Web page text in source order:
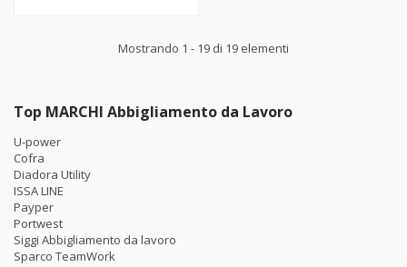
Mostrando 1 - 19 di 19 elementi
Top MARCHI Abbigliamento da Lavoro
U-power
Cofra
Diadora Utility
ISSA LINE
Payper
Portwest
Siggi Abbigliamento da lavoro
Sparco TeamWork